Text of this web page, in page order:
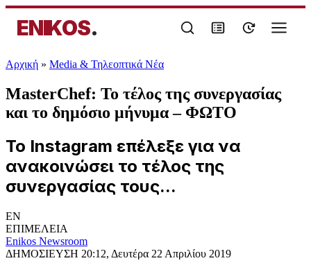
ENIKOS.
Αρχική » Media & Τηλεοπτικά Νέα
MasterChef: Το τέλος της συνεργασίας
και το δημόσιο μήνυμα – ΦΩΤΟ
Το Instagram επέλεξε για να
ανακοινώσει το τέλος της
συνεργασίας τους...
EN
ΕΠΙΜΕΛΕΙΑ
Enikos Newsroom
ΔΗΜΟΣΙΕΥΣΗ 20:12, Δευτέρα 22 Απριλίου 2019